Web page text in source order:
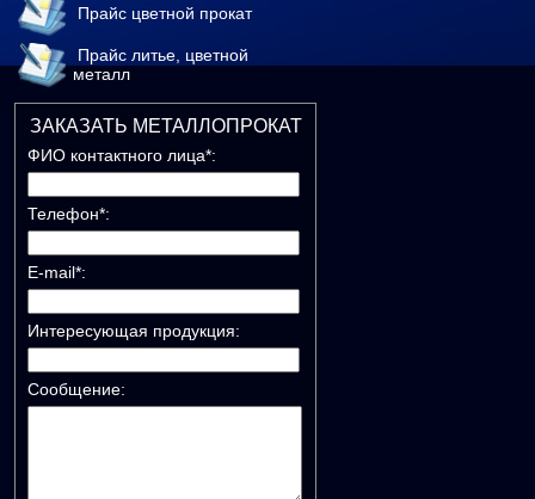
Прайс цветной прокат
Прайс литье, цветной
металл
ЗАКАЗАТЬ МЕТАЛЛОПРОКАТ
ФИО контактного лица*:
Телефон*:
E-mail*:
Интересующая продукция:
Сообщение: